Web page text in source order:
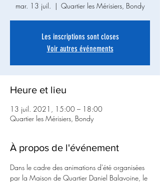
mar. 13 juil.
  |
Quartier les Mérisiers, Bondy
Les inscriptions sont closes
Voir autres événements
Heure et lieu
13 juil. 2021, 15:00 – 18:00
Quartier les Mérisiers, Bondy
À propos de l'événement
Dans le cadre des animations d'été organisées
par la Maison de Quartier Daniel Balavoine, le